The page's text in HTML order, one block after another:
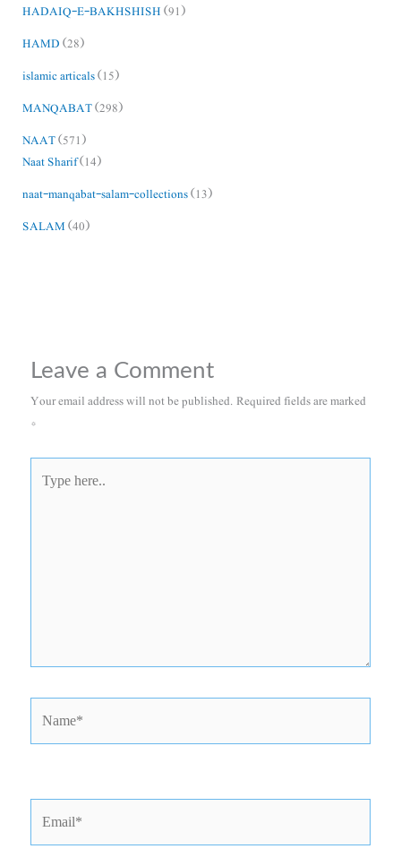
HADAIQ-E-BAKHSHISH(91)
HAMD(28)
islamic articals(15)
MANQABAT(298)
NAAT(571)
Naat Sharif(14)
naat-manqabat-salam-collections(13)
SALAM(40)
Leave a Comment
Your email address will not be published.Required fields are marked
*
here..